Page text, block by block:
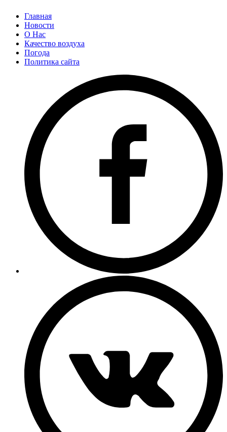
Главная
Новости
О Нас
Качество воздуха
Погода
Политика сайта